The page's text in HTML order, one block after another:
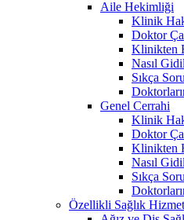
Aile Hekimliği
Klinik
Doktor
Klinikten
Nasıl
Sıkça
Genel Cerrahi
Klinik
Doktor
Klinikten
Nasıl
Sıkça
Özellikli Sağlık